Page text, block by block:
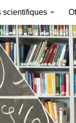
scientifiques